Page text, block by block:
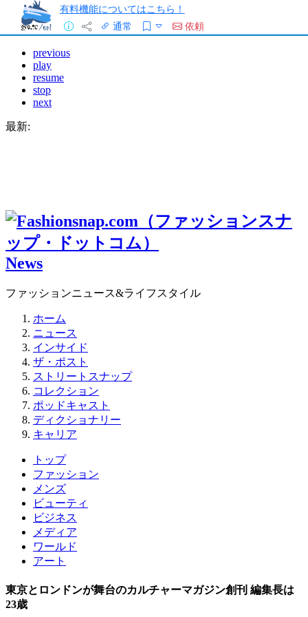
有料機能についてはこちら！
通常
依頼